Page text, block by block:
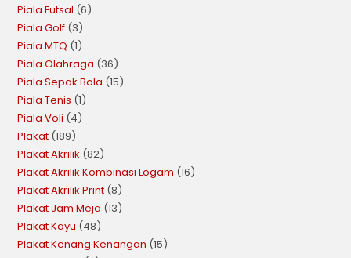
Piala Futsal 6
Piala Golf 3
Piala MTQ 1
Piala Olahraga 36
Piala Sepak Bola 15
Piala Tenis 1
Piala Voli 4
Plakat 189
Plakat Akrilik 82
Plakat Akrilik Kombinasi Logam 16
Plakat Akrilik Print 8
Plakat Jam Meja 13
Plakat Kayu 48
Plakat Kenang Kenangan 15